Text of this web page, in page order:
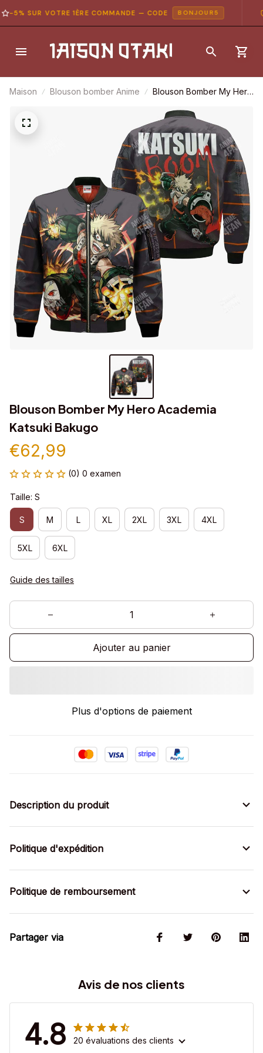
SUR VOTRE 1ÈRE COMMANDE — CODE BONJOUR5
Maison Blouson bomber Anime
Blouson Bomber My Hero
Blouson Bomber My Hero Academia
Katsuki Bakugo
€62,99
(0) 0 examen
Taille: S
S M L XL 2XL 3XL 4XL
5XL 6XL
Guide des tailles
Ajouter au panier
Plus d'options de paiement
Description du produit
Politique d'expédition
Politique de remboursement
Partager via
Avis de nos clients
4.8 20 évaluations des clients